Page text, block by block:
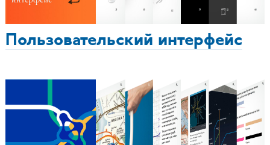
Пользовательский интерфейс